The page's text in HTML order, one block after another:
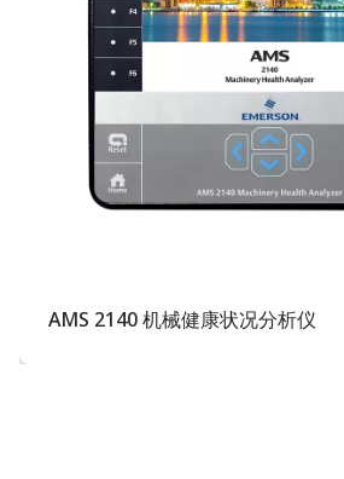
AMS 2140 机械健康状况分析仪